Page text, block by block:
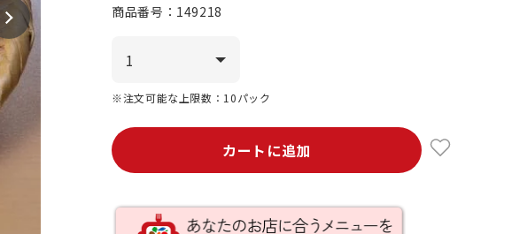
商品番号： 149218
※注文可能な上限数：10パック
カートに追加